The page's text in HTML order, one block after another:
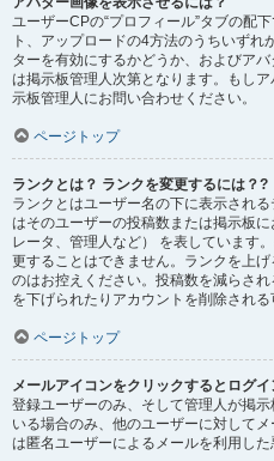
ユーザーCPの“プロフィール”タブの配
ト、アップロードの4方法のうちいず
ターを有効にするかどうか、およびア
は掲示板管理人次第となります。もし
示板管理人にお問い合わせください。
ページトップ
ランクとは？ ランクを変更するには？?
ランクとはユーザー名の下に表示され
はそのユーザーの投稿数または掲示板
レータ、管理人など） を表しています
更することはできません。ランクを上
のはお控えください。投稿数を減らさ
を下げられたりアカウントを削除される
ページトップ
メールアイコンをクリックするとログ
登録ユーザーのみ、そして管理人が掲
いる場合のみ、他のユーザーに対して
は匿名ユーザーによるメールを利用した